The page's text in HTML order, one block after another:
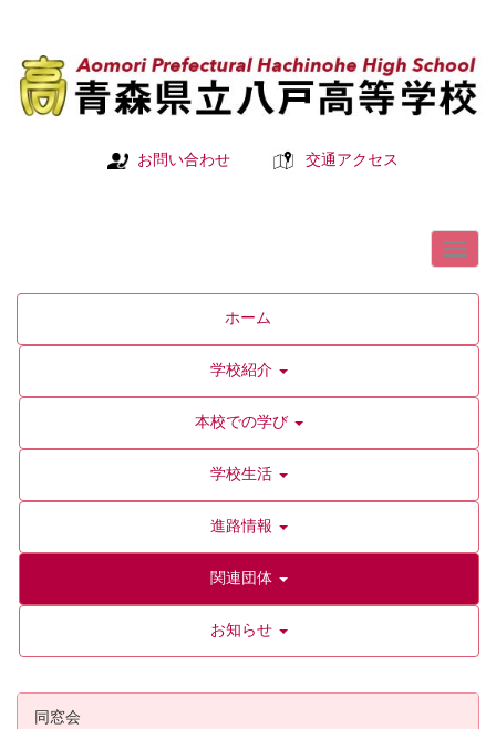
お問い合わせ 交通アクセス
ホーム
学校紹介
本校での学び
学校生活
進路情報
関連団体
お知らせ
同窓会